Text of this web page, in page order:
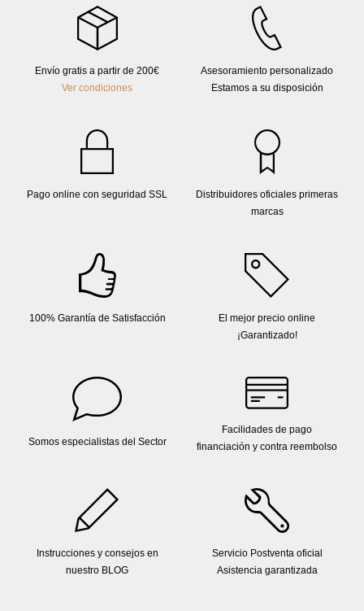
Envío gratis a partir de 200€
Ver condiciones
Asesoramiento personalizado
Estamos a su disposición
Pago online con seguridad SSL
Distribuidores oficiales primeras
marcas
100% Garantía de Satisfacción
El mejor precio online
¡Garantizado!
Somos especialistas del Sector
Facilidades de pago
financiación y contra reembolso
Instrucciones y consejos en
nuestro BLOG
Servicio Postventa oficial
Asistencia garantizada